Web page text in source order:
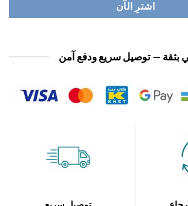
اشترِ الآن
— توصيل سريع ودفع آمن